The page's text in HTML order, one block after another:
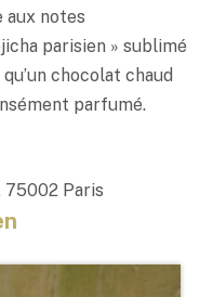
aux notes
parisien » sublimé
chocolat chaud
parfumé.
75002 Paris